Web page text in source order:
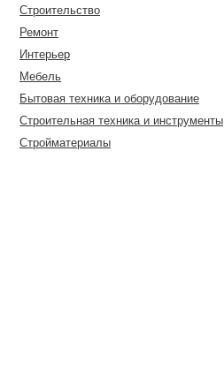
Строительство
Ремонт
Интерьер
Мебель
Бытовая техника и оборудование
Строительная техника и инструменты
Стройматериалы